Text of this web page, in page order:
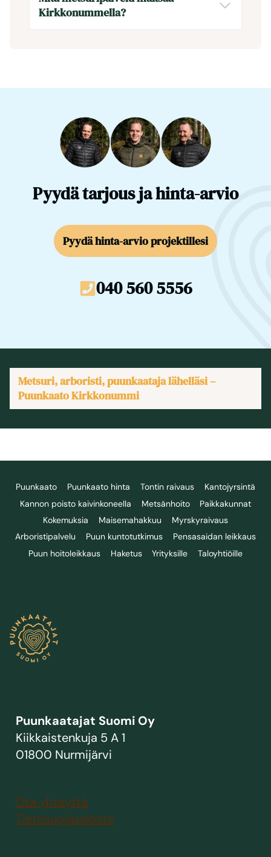
Kirkkonummella?
Pyydä tarjous ja hinta-arvio
Pyydä hinta-arvio projektillesi
040 560 5556
Metsuri, arboristi, puunkaataja lähelläsi –
Puunkaato Kirkkonummi
Puunkaato Puunkaato hinta Tontin raivaus
Kantojyrsintä
Kannon poisto kaivinkoneella
Metsänhoito
Paikkakunnat
Kokemuksia
Maisemahakkuu
Myrskyraivaus
Arboristipalvelu
Puun kuntotutkimus
Pensasaidan leikkaus
Puun hoitoleikkaus
Haketus Yrityksille Taloyhtiöille
Puunkaatajat Suomi Oy
Kiikkaistenkuja 5 A 1
01800 Nurmijärvi
Ota yhteyttä
Tietosuojaseloste